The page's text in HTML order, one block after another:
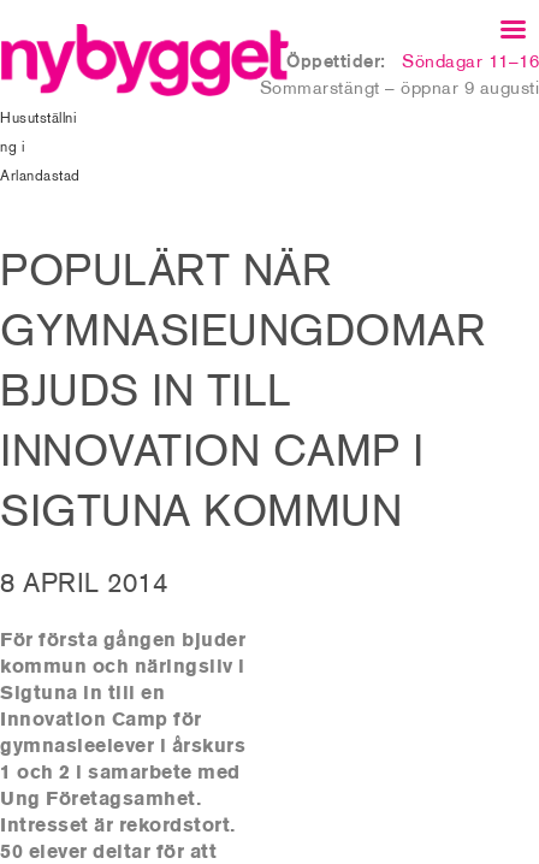
Husutställni
ng i
Arlandastad
Öppettider:
Söndagar 11–16
Sommarstängt – öppnar 9 augusti
POPULÄRT NÄR
GYMNASIEUNGDOMAR
BJUDS IN TILL
INNOVATION CAMP I
SIGTUNA KOMMUN
8 APRIL 2014
För första gången bjuder
kommun och näringsliv i
Sigtuna in till en
Innovation Camp för
gymnasieelever i årskurs
1 och 2 i samarbete med
Ung Företagsamhet.
Intresset är rekordstort.
50 elever deltar för att